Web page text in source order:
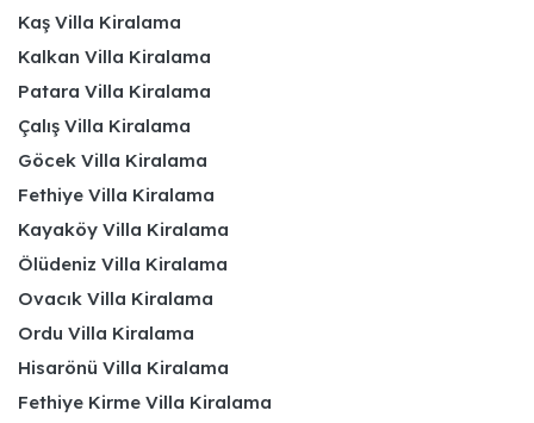
Kaş Villa Kiralama
Kalkan Villa Kiralama
Patara Villa Kiralama
Çalış Villa Kiralama
Göcek Villa Kiralama
Fethiye Villa Kiralama
Kayaköy Villa Kiralama
Ölüdeniz Villa Kiralama
Ovacık Villa Kiralama
Ordu Villa Kiralama
Hisarönü Villa Kiralama
Fethiye Kirme Villa Kiralama